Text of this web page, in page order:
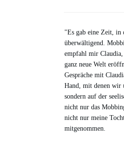
"Es gab eine Zeit, in
überwältigend.
empfahl mir Claudia,
ganz neue Welt
Gespräche mit
Hand, mit denen wir
sondern auf der
nicht nur das
nicht nur meine
mitgenommen.